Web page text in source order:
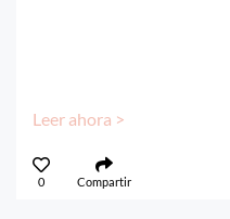
Leer ahora >
0 Compartir